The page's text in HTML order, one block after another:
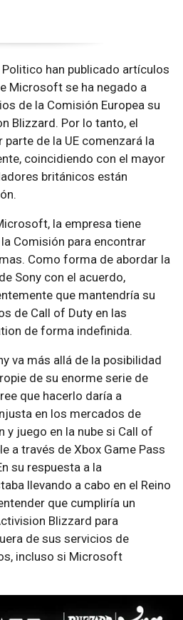
Politico han publicado artículos
Microsoft se ha negado a
de la Comisión Europea su
Blizzard. Por lo tanto, el
de la UE comenzará la
coincidiendo con el mayor
británicos están
la empresa tiene
Comisión para encontrar
Como forma de abordar la
Sony con el acuerdo,
que mantendría su
de Call of Duty en las
de forma indefinida.
va más allá de la posibilidad
de su enorme serie de
que hacerlo daría a
en los mercados de
juego en la nube si Call of
a través de Xbox Game Pass
su respuesta a la
llevando a cabo en el Reino
que cumpliría un
Blizzard para
de sus servicios de
incluso si Microsoft